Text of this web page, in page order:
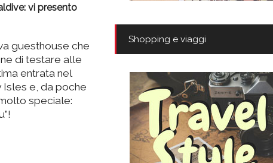
vi presento
guesthouse che
di testare alle
entrata nel
Isles e, da poche
speciale:
Shopping e viaggi